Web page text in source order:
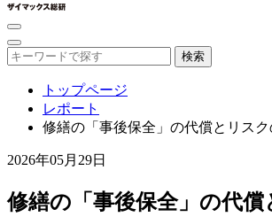
検索
トップページ
レポート
修繕の「事後保全」の代償とリス
2026年05月29日
修繕の「事後保全」の代